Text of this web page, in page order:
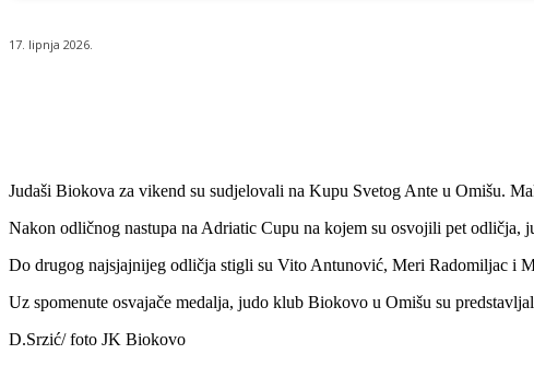
17. lipnja 2026.
Judaši Biokova za vikend su sudjelovali na Kupu Svetog Ante u Omišu.
Nakon odličnog nastupa na Adriatic Cupu na kojem su osvojili pet odličja,
Do drugog najsjajnijeg odličja stigli su Vito Antunović, Meri Radomiljac i
Uz spomenute osvajače medalja, judo klub Biokovo u Omišu su
D.Srzić/ foto JK Biokovo